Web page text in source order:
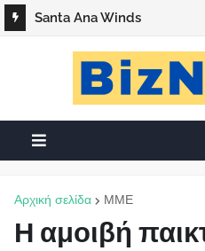
Santa Ana Winds
Αρχική σελίδα ΜΜΕ
Η αμοιβή